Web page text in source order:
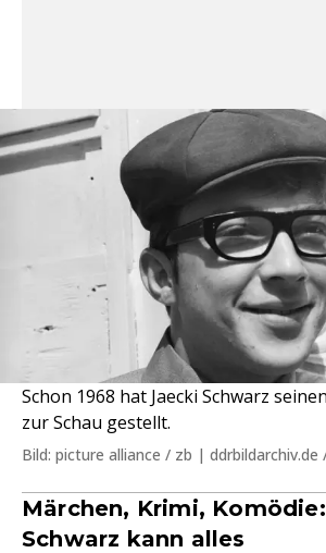
Schon 1968 hat Jaecki Schwarz
zur Schau gestellt.
Bild: picture alliance / zb |
Märchen, Krimi,
Schwarz kann alles